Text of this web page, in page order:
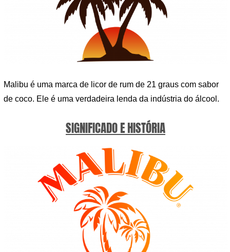
Malibu é uma marca de licor de rum de 21 graus com sabor
de coco. Ele é uma verdadeira lenda da indústria do álcool.
SIGNIFICADO E HISTÓRIA